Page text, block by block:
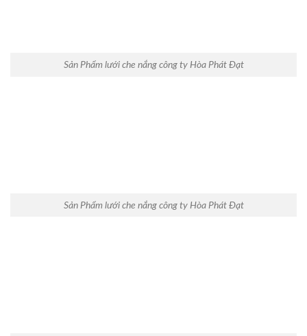
Sản Phẩm lưới che nắng công ty Hòa Phát Đạt
Sản Phẩm lưới che nắng công ty Hòa Phát Đạt